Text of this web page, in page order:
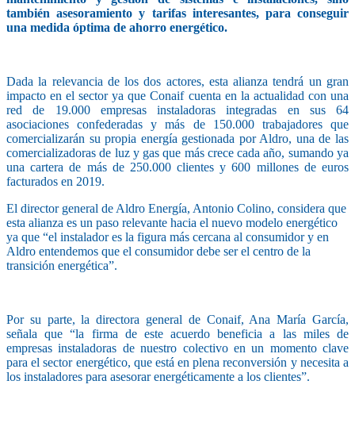
también asesoramiento y tarifas interesantes, para conseguir
una medida óptima de ahorro energético.
Dada la relevancia de los dos actores, esta alianza tendrá un gran
impacto en el sector ya que Conaif cuenta en la actualidad con una
red de 19.000 empresas instaladoras integradas en sus 64
asociaciones confederadas y más de 150.000 trabajadores que
comercializarán su propia energía gestionada por Aldro, una de las
comercializadoras de luz y gas que más crece cada año, sumando ya
una cartera de más de 250.000 clientes y 600 millones de euros
facturados en 2019.
El director general de Aldro Energía, Antonio Colino, considera que
esta alianza es un paso relevante hacia el nuevo modelo energético
ya que “el instalador es la figura más cercana al consumidor y en
Aldro entendemos que el consumidor debe ser el centro de la
transición energética”.
Por su parte, la directora general de Conaif, Ana María García,
señala que “la firma de este acuerdo beneficia a las miles de
empresas instaladoras de nuestro colectivo en un momento clave
para el sector energético, que está en plena reconversión y necesita a
los instaladores para asesorar energéticamente a los clientes”.